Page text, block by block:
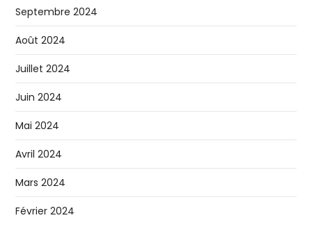
Septembre 2024
Août 2024
Juillet 2024
Juin 2024
Mai 2024
Avril 2024
Mars 2024
Février 2024